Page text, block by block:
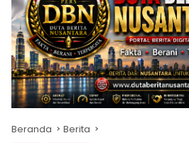
Beranda Berita